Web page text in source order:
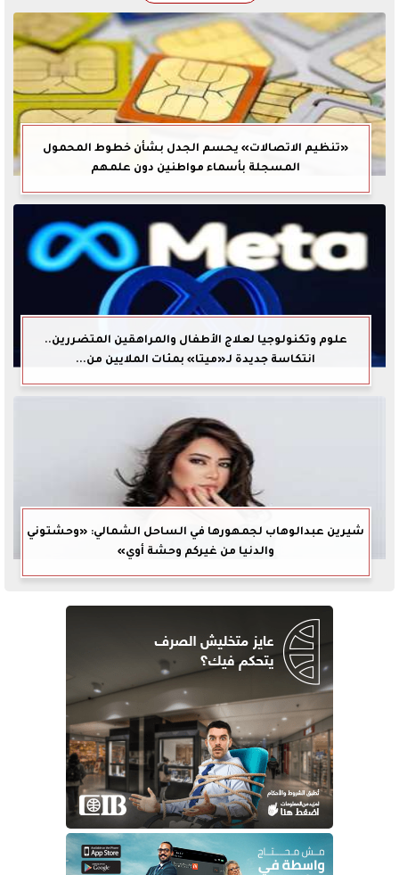
«تنظيم الاتصالات» يحسم الجدل بشأن خطوط المحمول
المسجلة بأسماء مواطنين دون علمهم
علوم وتكنولوجيا لعلاج الأطفال والمراهقين المتضررين..
انتكاسة جديدة لـ«ميتا» بمئات الملايين من...
شيرين عبدالوهاب لجمهورها في الساحل الشمالي: «وحشتوني
والدنيا من غيركم وحشة أوي»